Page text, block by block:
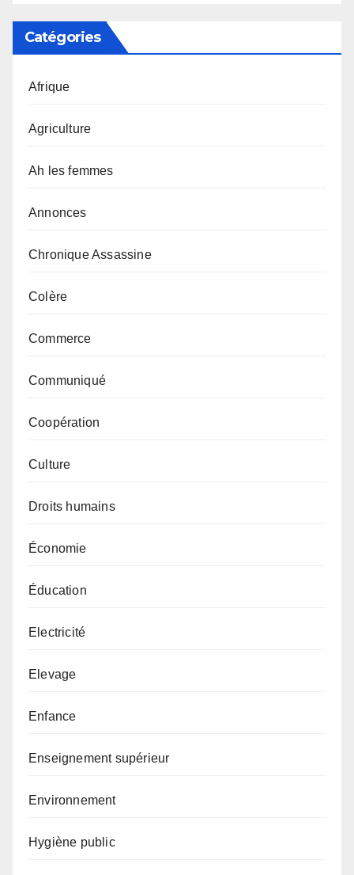
Catégories
Afrique
Agriculture
Ah les femmes
Annonces
Chronique Assassine
Colère
Commerce
Communiqué
Coopération
Culture
Droits humains
Économie
Éducation
Electricité
Elevage
Enfance
Enseignement supérieur
Environnement
Hygiène public